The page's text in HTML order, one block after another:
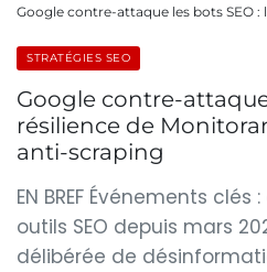
Google contre-attaque les bots SEO :
STRATÉGIES SEO
Google contre-attaque
résilience de
anti-scraping
EN BREF Événements
outils SEO depuis mars
délibérée de